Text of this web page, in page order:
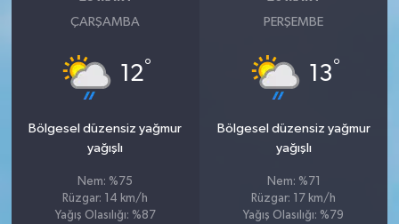
ÇARŞAMBA
12°
Bölgesel düzensiz yağmur
yağışlı
Nem: %75
Rüzgar: 14 km/h
Yağış Olasılığı: %87
PERŞEMBE
13°
Bölgesel düzensiz yağmur
yağışlı
Nem: %71
Rüzgar: 17 km/h
Yağış Olasılığı: %79